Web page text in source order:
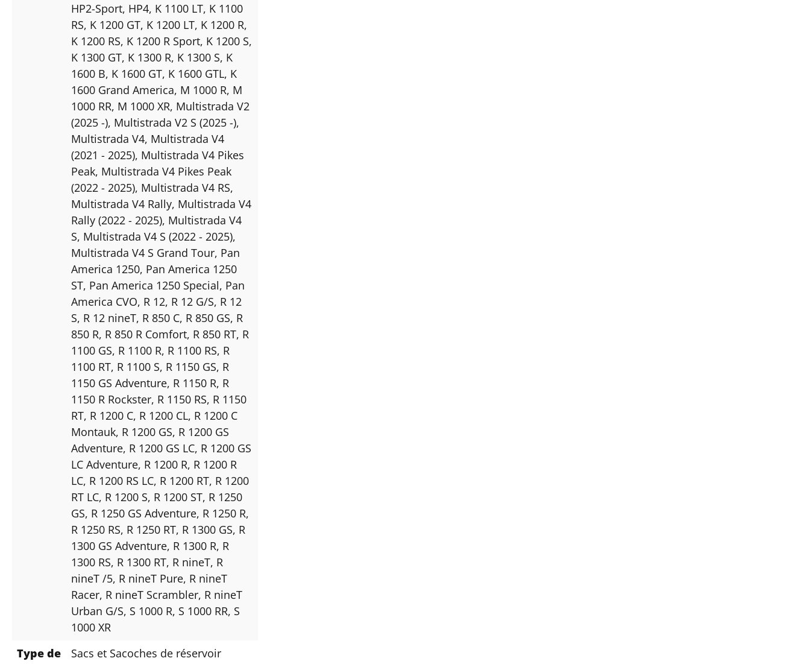
HP2-Sport, HP4, K 1100 LT, K 1100
RS, K 1200 GT, K 1200 LT, K 1200 R,
K 1200 RS, K 1200 R Sport, K 1200 S,
K 1300 GT, K 1300 R, K 1300 S, K
1600 B, K 1600 GT, K 1600 GTL, K
1600 Grand America, M 1000 R, M
1000 RR, M 1000 XR, Multistrada V2
(2025 -), Multistrada V2 S (2025 -),
Multistrada V4, Multistrada V4
(2021 - 2025), Multistrada V4 Pikes
Peak, Multistrada V4 Pikes Peak
(2022 - 2025), Multistrada V4 RS,
Multistrada V4 Rally, Multistrada V4
Rally (2022 - 2025), Multistrada V4
S, Multistrada V4 S (2022 - 2025),
Multistrada V4 S Grand Tour, Pan
America 1250, Pan America 1250
ST, Pan America 1250 Special, Pan
America CVO, R 12, R 12 G/S, R 12
S, R 12 nineT, R 850 C, R 850 GS, R
850 R, R 850 R Comfort, R 850 RT, R
1100 GS, R 1100 R, R 1100 RS, R
1100 RT, R 1100 S, R 1150 GS, R
1150 GS Adventure, R 1150 R, R
1150 R Rockster, R 1150 RS, R 1150
RT, R 1200 C, R 1200 CL, R 1200 C
Montauk, R 1200 GS, R 1200 GS
Adventure, R 1200 GS LC, R 1200 GS
LC Adventure, R 1200 R, R 1200 R
LC, R 1200 RS LC, R 1200 RT, R 1200
RT LC, R 1200 S, R 1200 ST, R 1250
GS, R 1250 GS Adventure, R 1250 R,
R 1250 RS, R 1250 RT, R 1300 GS, R
1300 GS Adventure, R 1300 R, R
1300 RS, R 1300 RT, R nineT, R
nineT /5, R nineT Pure, R nineT
Racer, R nineT Scrambler, R nineT
Urban G/S, S 1000 R, S 1000 RR, S
1000 XR
Type de
Sacs et Sacoches de réservoir